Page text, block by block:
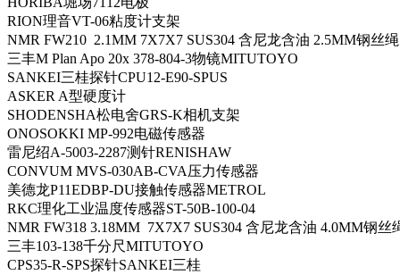
RION理音VT-06粘度计支架
NMR FW210 2.1MM 7X7X7 SUS304 含尼龙含油 2.5MM钢丝绳
三丰M Plan Apo 20x 378-804-3物镜MITUTOYO
SANKEI三桂探针CPU12-E90-SPUS
ASKER A型硬度计
SHODENSHA松电舍GRS-K相机支架
ONOSOKKI MP-992电磁传感器
雷尼绍A-5003-2287测针RENISHAW
CONVUM MVS-030AB-CVA压力传感器
美德龙P11EDBP-DU接触传感器METROL
RKC理化工业温度传感器ST-50B-100-04
NMR FW318 3.18MM 7X7X7 SUS304 含尼龙含油 4.0MM钢丝
三丰103-138千分尺MITUTOYO
CPS35-R-SPS探针SANKEI三桂